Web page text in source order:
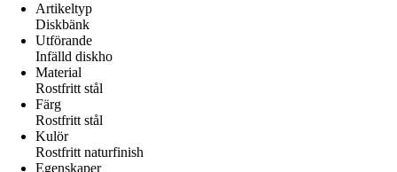
Artikeltyp
Diskbänk
Utförande
Infälld diskho
Material
Rostfritt stål
Färg
Rostfritt stål
Kulör
Rostfritt naturfinish
Egenskaper